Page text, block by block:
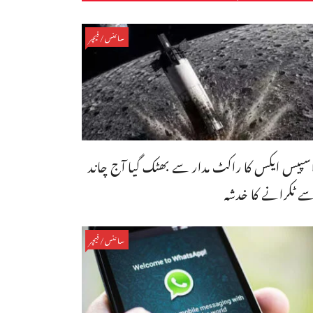
سائنس/فیچر
ایکس کا راکٹ مدار سے بھٹک گیا آج چاند
ٹکرانے کا خدشہ
سائنس/فیچر